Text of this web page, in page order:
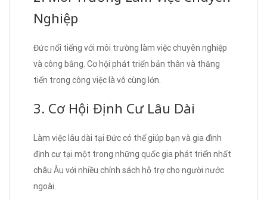
Nghiệp
Đức nổi tiếng với môi trường làm việc chuyên nghiệp
và công bằng. Cơ hội phát triển bản thân và thăng
tiến trong công việc là vô cùng lớn.
3. Cơ Hội Định Cư Lâu Dài
Làm việc lâu dài tại Đức có thể giúp bạn và gia đình
định cư tại một trong những quốc gia phát triển nhất
châu Âu với nhiều chính sách hỗ trợ cho người nước
ngoài.